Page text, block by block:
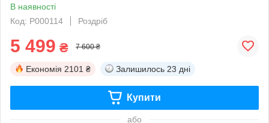
В наявності
Код: P000114
Роздріб
5 499 ₴ 7 600 ₴
Економія 2101 ₴ Залишилось 23 дні
Купити
або